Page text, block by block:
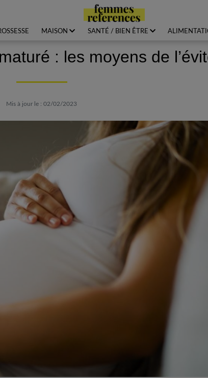
MAISON SANTÉ / BIEN ÊTRE
: les moyens de
Mis à jour le : 02/02/2023